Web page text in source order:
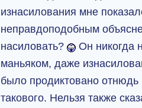
изнасилования мне
неправдоподобным
насиловать?
Он никогда
маньяком, даже
было продиктовано отнюдь
такового. Нельзя также